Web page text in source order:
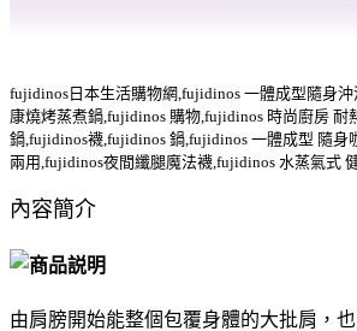
fujidinos日本生活購物網,fujidinos 一體成型隨身
康燒烤蒸煮鍋,fujidinos 購物,fujidinos 時尚廚房 耐
鍋,fujidinos襪,fujidinos 鍋,fujidinos 一體成型 隨身
兩用,fujidinos夜間纖腿魔法襪,fujidinos 水蒸氣式
內容簡介
由肩膀開始能整個包覆身體的大批肩，